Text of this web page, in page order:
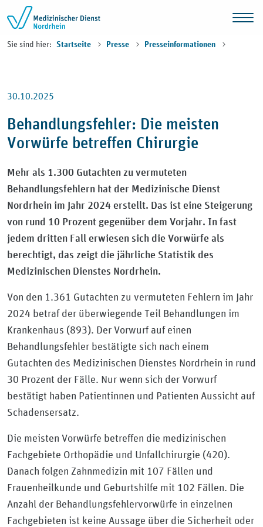
Zum Inhalt springen
Sie sind hier: Startseite Presse Presseinformationen
30.10.2025
Behandlungsfehler: Die meisten
Vorwürfe betreffen Chirurgie
Mehr als 1.300 Gutachten zu vermuteten
Behandlungsfehlern hat der Medizinische Dienst
Nordrhein im Jahr 2024 erstellt. Das ist eine Steigerung
von rund 10 Prozent gegenüber dem Vorjahr. In fast
jedem dritten Fall erwiesen sich die Vorwürfe als
berechtigt, das zeigt die jährliche Statistik des
Medizinischen Dienstes Nordrhein.
Von den 1.361 Gutachten zu vermuteten Fehlern im Jahr
2024 betraf der überwiegende Teil Behandlungen im
Krankenhaus (893). Der Vorwurf auf einen
Behandlungsfehler bestätigte sich nach einem
Gutachten des Medizinischen Dienstes Nordrhein in rund
30 Prozent der Fälle. Nur wenn sich der Vorwurf
bestätigt haben Patientinnen und Patienten Aussicht auf
Schadensersatz.
Die meisten Vorwürfe betreffen die medizinischen
Fachgebiete Orthopädie und Unfallchirurgie (420).
Danach folgen Zahnmedizin mit 107 Fällen und
Frauenheilkunde und Geburtshilfe mit 102 Fällen. Die
Anzahl der Behandlungsfehlervorwürfe in einzelnen
Fachgebieten ist keine Aussage über die Sicherheit oder